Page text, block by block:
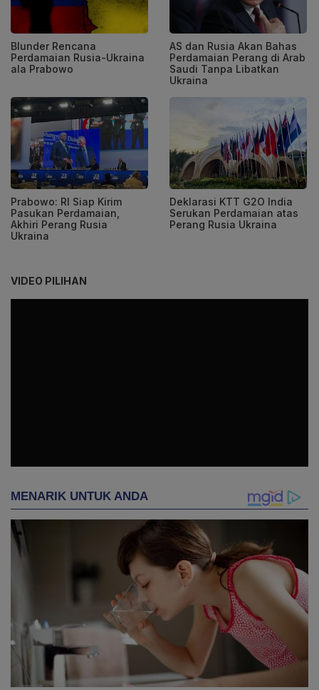
Blunder Rencana
Perdamaian Rusia-Ukraina
ala Prabowo
AS dan Rusia Akan Bahas
Perdamaian Perang di Arab
Saudi Tanpa Libatkan
Ukraina
Prabowo: RI Siap Kirim
Pasukan Perdamaian,
Akhiri Perang Rusia
Ukraina
Deklarasi KTT G2O India
Serukan Perdamaian atas
Perang Rusia Ukraina
VIDEO PILIHAN